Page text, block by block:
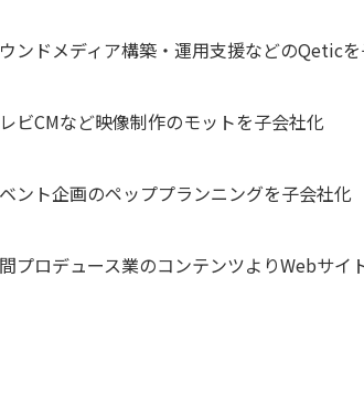
ンドメディア構築・運用支援などのQetic
ビCMなど映像制作のモットを子会社化
ント企画のペッププランニングを子会社化
プロデュース業のコンテンツよりWebサイ